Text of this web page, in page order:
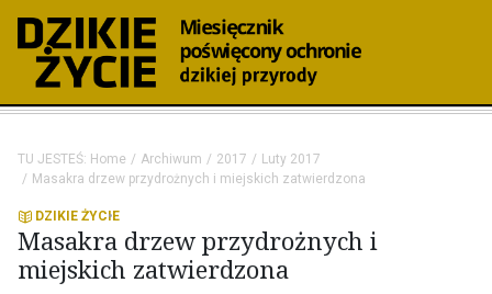
TU JESTEŚ: Home Archiwum 2017
Luty 2017
Masakra drzew przydrożnych i miejskich zatwierdzona
DZIKIE ŻYCIE
Masakra drzew przydrożnych i
miejskich zatwierdzona